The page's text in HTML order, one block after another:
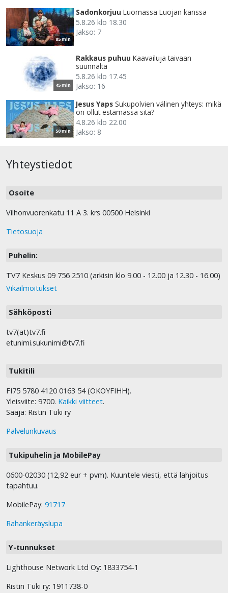
85 min
Sadonkorjuu Luomassa Luojan kanssa
5.8.26 klo 18.30
Jakso: 7
45 min
Rakkaus puhuu Kaavailuja taivaan
suunnalta
5.8.26 klo 17.45
Jakso: 16
50 min
Jesus Yaps Sukupolvien välinen yhteys: mikä
on ollut estämässä sitä?
4.8.26 klo 22.00
Jakso: 8
Yhteystiedot
Osoite
Vilhonvuorenkatu 11 A 3. krs 00500 Helsinki
Tietosuoja
Puhelin:
TV7 Keskus 09 756 2510 (arkisin klo 9.00 - 12.00 ja 12.30 - 16.00)
Vikailmoitukset
Sähköposti
tv7(at)tv7.fi
etunimi.sukunimi@tv7.fi
Tukitili
FI75 5780 4120 0163 54 (OKOYFIHH).
Yleisviite: 9700. Kaikki viitteet.
Saaja: Ristin Tuki ry
Palvelunkuvaus
Tukipuhelin ja MobilePay
0600-02030 (12,92 eur + pvm). Kuuntele viesti, että lahjoitus
tapahtuu.
MobilePay: 91717
Rahankeräyslupa
Y-tunnukset
Lighthouse Network Ltd Oy: 1833754-1
Ristin Tuki ry: 1911738-0